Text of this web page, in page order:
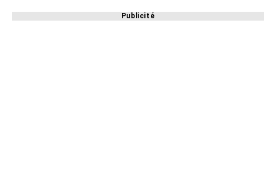
Publicité